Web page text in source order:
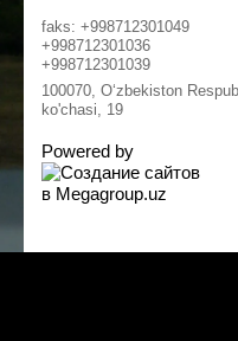
faks: +998712301049
+998712301036
+998712301039
100070, O‘zbekiston
ko'chasi, 19
Powered by